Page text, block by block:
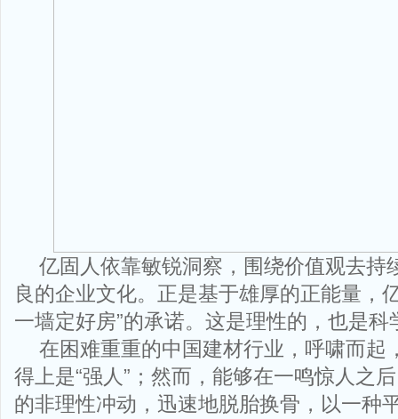
亿固人依靠敏锐洞察，围绕价值观去持
良的企业文化。正是基于雄厚的正能量，
一墙定好房”的承诺。这是理性的，也是科
在困难重重的中国建材行业，呼啸而起
得上是“强人”；然而，能够在一鸣惊人之
的非理性冲动，迅速地脱胎换骨，以一种